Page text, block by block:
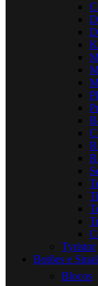
Tyristor
Botões e
Blocos